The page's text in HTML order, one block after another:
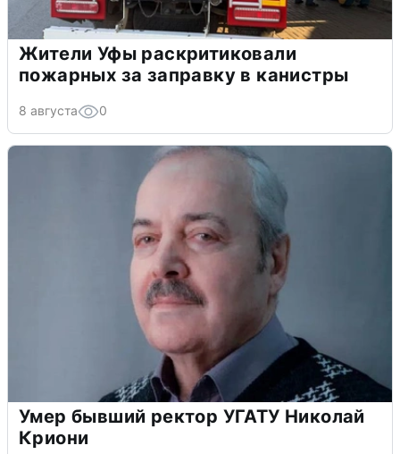
Жители Уфы раскритиковали
пожарных за заправку в канистры
8 августа 0
Умер бывший ректор УГАТУ Николай
Криони